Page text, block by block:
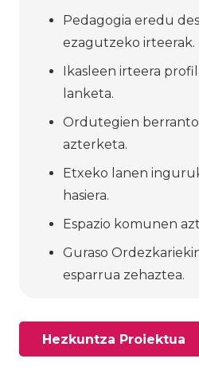
Pedagogia eredu
ezagutzeko irteerak.
Ikasleen irteera
lanketa.
Ordutegien
azterketa.
Etxeko lanen
hasiera.
Espazio komunen
Guraso
esparrua zehaztea.
Hezkuntza Proiektua